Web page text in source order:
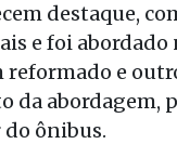
destaque,
e foi abordado
e
da abordagem,
ônibus.